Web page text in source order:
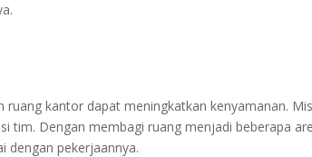
kantor dapat meningkatkan kenyamanan.
tim. Dengan membagi ruang menjadi beberapa
dengan pekerjaannya.